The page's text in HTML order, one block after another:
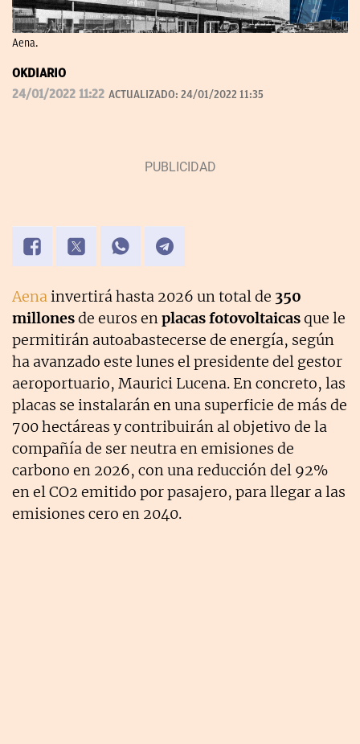
Aena.
OKDIARIO
24/01/2022 11:22 ACTUALIZADO: 24/01/2022 11:35
Aenainvertirá hasta 2026 un total de 350
millonesde euros enplacas fotovoltaicasque le
permitirán autoabastecerse de energía, según
ha avanzado este lunes el presidente del gestor
aeroportuario, Maurici Lucena. En concreto, las
placas se instalarán en una superficie de más de
700 hectáreas y contribuirán al objetivo de la
compañía de ser neutra en emisiones de
carbono en 2026, con una reducción del 92%
en el CO2 emitido por pasajero, para llegar a las
emisiones cero en 2040.